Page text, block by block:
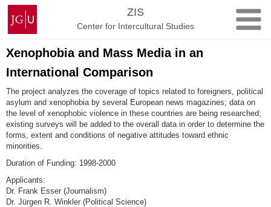
Skip
content
Johannes
Gutenberg
University
Mainz
ZIS
Center for Intercultural Studies
Xenophobia and Mass Media in an
International Comparison
The project analyzes the coverage of topics related to foreigners, political
asylum and xenophobia by several European news magazines; data on
the level of xenophobic violence in these countries are being researched;
existing surveys will be added to the overall data in order to determine the
forms, extent and conditions of negative attitudes toward ethnic
minorities.
Duration of Funding: 1998-2000
Applicants:
Dr. Frank Esser (Journalism)
Dr. Jürgen R. Winkler (Political Science)